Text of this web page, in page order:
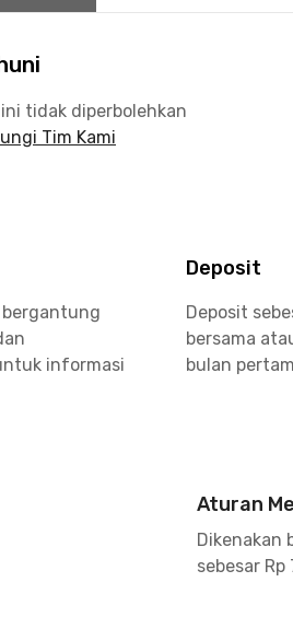
tidak diperbolehkan
Tim Kami
informasi
Deposit
Deposit
bersama
bulan
Aturan
Dikenakan
sebesar